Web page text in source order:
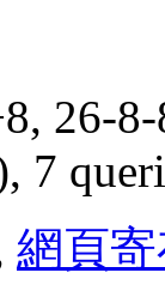
26-
7
網頁